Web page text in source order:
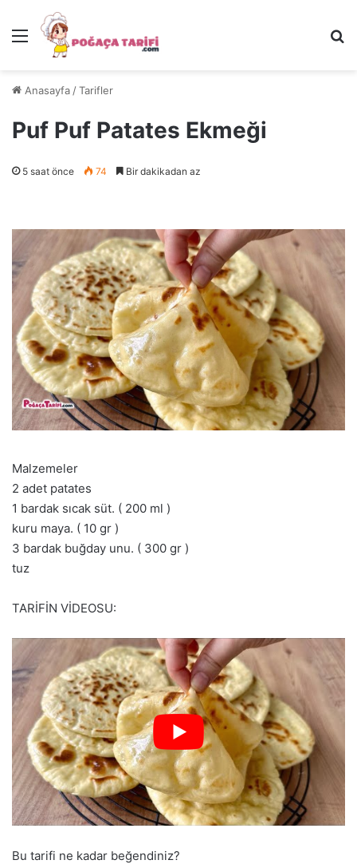
Menü
Anasayfa /Tarifler
Puf Puf Patates Ekmeği
5 saat önce 74 Bir dakikadan az
Malzemeler
2 adet patates
1 bardak sıcak süt. ( 200 ml )
kuru maya. ( 10 gr )
3 bardak buğday unu. ( 300 gr )
tuz
TARİFİN VİDEOSU:
Bu tarifi ne kadar beğendiniz?